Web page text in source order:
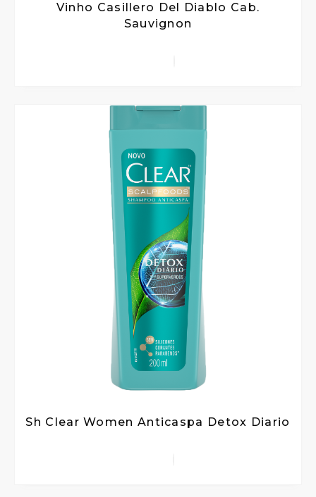
Vinho Casillero Del Diablo Cab.
Sauvignon
Sh Clear Women Anticaspa Detox Diario